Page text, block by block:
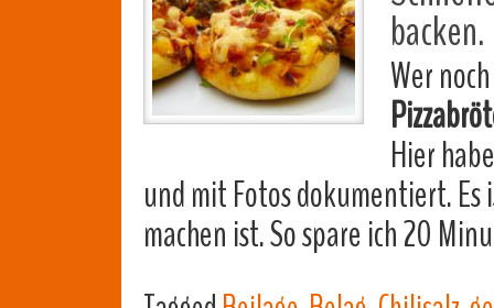
backen.
Wer
Hier
und mit Fotos dokumentiert.
machen ist. So spare ich 20